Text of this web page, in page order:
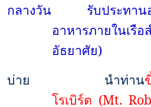
กลางวัน
รับประทา
อาหารภายในเรื
อัธยาศัย)
บ่าย
นำท่าน
โรเบิร์ต (Mt.